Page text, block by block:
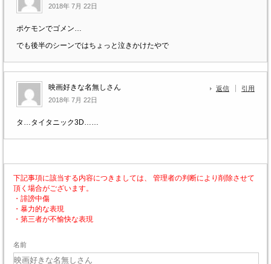
2018年 7月 22日
ポケモンでゴメン…
でも後半のシーンではちょっと泣きかけたやで
映画好きな名無しさん
2018年 7月 22日
返信 引用
タ…タイタニック3D……
下記事項に該当する内容につきましては、 管理者の判断により削除させて
頂く場合がございます。
・誹謗中傷
・暴力的な表現
・第三者が不愉快な表現
名前